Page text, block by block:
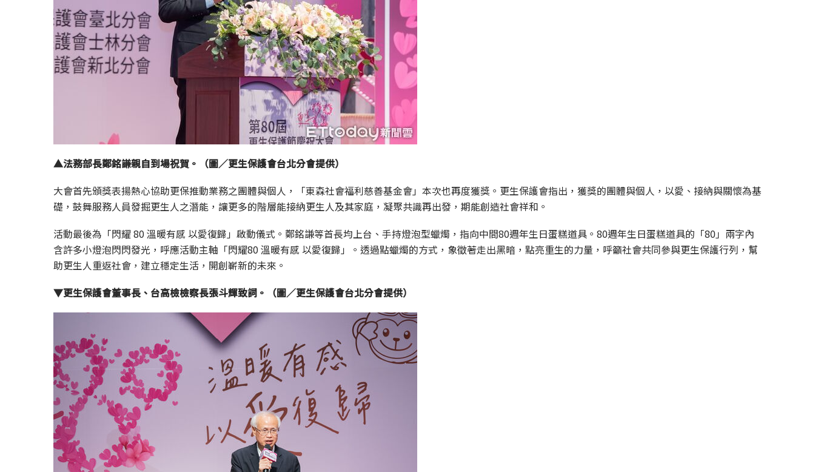
▲法務部長鄭銘謙親自到場祝賀。（圖／更生保護會台北分會提供）
大會首先頒獎表揚熱心協助更保推動業務之團體與個人，「東森社會福利慈善基金會」本次也再度獲獎。更生保護會指出，獲獎的團體與個人，以愛、接納與關懷為基
礎，鼓舞服務人員發掘更生人之潛能，讓更多的階層能接納更生人及其家庭，凝聚共識再出發，期能創造社會祥和。
活動最後為「閃耀 80 溫暖有感 以愛復歸」啟動儀式。鄭銘謙等首長均上台、手持燈泡型蠟燭，指向中間80週年生日蛋糕道具。80週年生日蛋糕道具的「80」兩字內
含許多小燈泡閃閃發光，呼應活動主軸「閃耀80 溫暖有感 以愛復歸」。透過點蠟燭的方式，象徵著走出黑暗，點亮重生的力量，呼籲社會共同參與更生保護行列，幫
助更生人重返社會，建立穩定生活，開創嶄新的未來。
▼更生保護會董事長、台高檢檢察長張斗輝致詞。（圖／更生保護會台北分會提供）